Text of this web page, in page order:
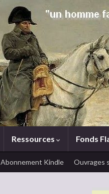
Ressources Fonds
Abonnement Kindle Ouvrages